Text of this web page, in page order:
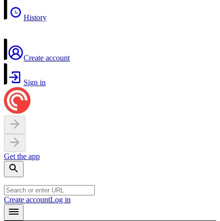
History
Create account
Sign in
Get the app
Create accountLog in